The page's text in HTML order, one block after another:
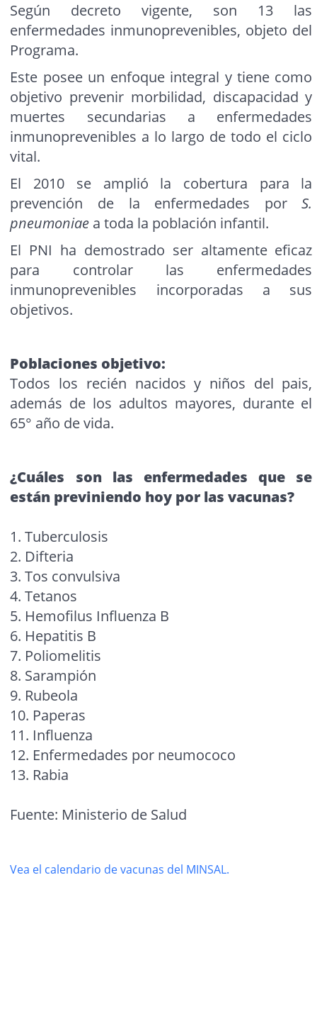
Según decreto vigente, son 13 las
enfermedades inmunoprevenibles, objeto del
Programa.
Este posee un enfoque integral y tiene como
objetivo prevenir morbilidad, discapacidad y
muertes secundarias a enfermedades
inmunoprevenibles a lo largo de todo el ciclo
vital.
El 2010 se amplió la cobertura para la
prevención de la enfermedades porS.
pneumoniae a toda la población infantil.
El PNI ha demostrado ser altamente eficaz
para controlar las enfermedades
inmunoprevenibles incorporadas a sus
objetivos.
Poblaciones objetivo:
Todos los recién nacidos y niños del pais,
además de los adultos mayores, durante el
65° año de vida.
¿Cuáles son las enfermedades que se
están previniendo hoy por las vacunas?
1. Tuberculosis
2. Difteria
3. Tos convulsiva
4. Tetanos
5. Hemofilus Influenza B
6. Hepatitis B
7. Poliomelitis
8. Sarampión
9. Rubeola
10. Paperas
11. Influenza
12. Enfermedades por neumococo
13. Rabia
Fuente: Ministerio de Salud
Vea el calendario de vacunas del MINSAL.